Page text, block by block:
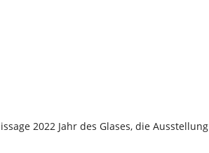
2022 Jahr des Glases, die Ausstellung